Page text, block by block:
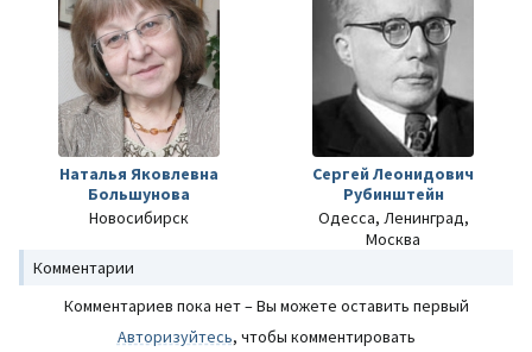
Наталья Яковлевна
Большунова
Новосибирск
Сергей Леонидович
Рубинштейн
Одесса, Ленинград,
Москва
Комментарии
Комментариев пока нет – Вы можете оставить первый
Авторизуйтесь, чтобы комментировать